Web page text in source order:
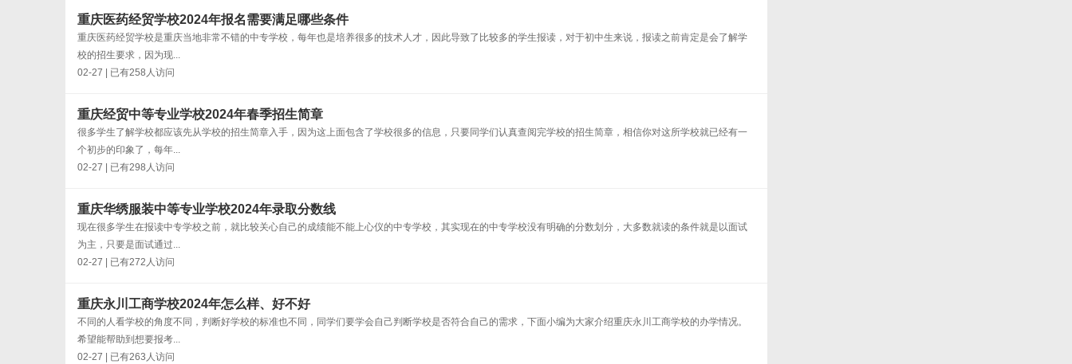
重庆医药经贸学校2024年报名需要满足哪些条件
重庆医药经贸学校是重庆当地非常不错的中专学校，每年也是培养很多的技术人才，因此导致了比较多的学生报读，对于初中生来说，报读之前肯定是会了解学
校的招生要求，因为现...
02-27 | 已有258人访问
重庆经贸中等专业学校2024年春季招生简章
很多学生了解学校都应该先从学校的招生简章入手，因为这上面包含了学校很多的信息，只要同学们认真查阅完学校的招生简章，相信你对这所学校就已经有一
个初步的印象了，每年...
02-27 | 已有298人访问
重庆华绣服装中等专业学校2024年录取分数线
现在很多学生在报读中专学校之前，就比较关心自己的成绩能不能上心仪的中专学校，其实现在的中专学校没有明确的分数划分，大多数就读的条件就是以面试
为主，只要是面试通过...
02-27 | 已有272人访问
重庆永川工商学校2024年怎么样、好不好
不同的人看学校的角度不同，判断好学校的标准也不同，同学们要学会自己判断学校是否符合自己的需求，下面小编为大家介绍重庆永川工商学校的办学情况。
希望能帮助到想要报考...
02-27 | 已有263人访问